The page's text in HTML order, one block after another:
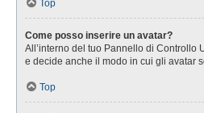
Top
Come posso inserire un avatar?
All’interno del tuo Pannello di Controllo
e decide anche il modo in cui gli avatar
Top